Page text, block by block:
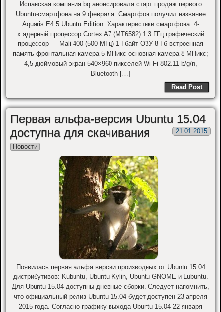
Испанская компания bq анонсировала старт продаж первого
Ubuntu-смартфона на 9 февраля. Смартфон получил название
Aquaris E4.5 Ubuntu Edition. Характеристики смартфона: 4-
х ядерный процессор Cortex A7 (MT6582) 1,3 ГГц графический
процессор — Mali 400 (500 МГц) 1 Гбайт ОЗУ 8 Гб встроенная
память фронтальная камера 5 МПикс основная камера 8 МПикс;
4,5-дюймовый экран 540×960 пикселей Wi-Fi 802.11 b/g/n,
Bluetooth […]
Read Post
Первая альфа-версия Ubuntu 15.04
доступна для скачивания
21.01.2015
Новости
Появилась первая альфа версии производных от Ubuntu 15.04
дистрибутивов: Kubuntu, Ubuntu Kylin, Ubuntu GNOME и Lubuntu.
Для Ubuntu 15.04 доступны дневные сборки. Следует напомнить,
что официальный релиз Ubuntu 15.04 будет доступен 23 апреля
2015 года. Согласно графику выхода Ubuntu 15.04 22 января